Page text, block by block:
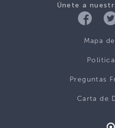
Únete a
Mapa
Preguntas
Carta de